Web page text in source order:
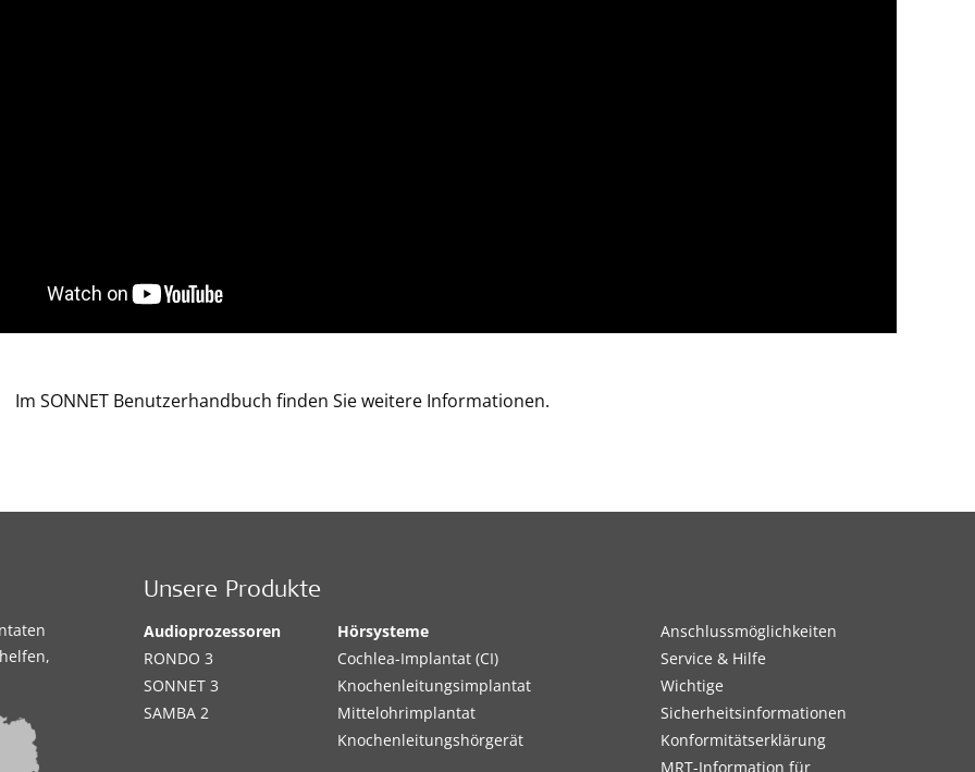
Im SONNET Benutzerhandbuch finden Sie weitere Informationen.
Unsere Produkte
Audioprozessoren
RONDO 3
SONNET 3
SAMBA 2
Hörsysteme
Cochlea-Implantat (CI)
Knochenleitungsimplantat
Mittelohrimplantat
Knochenleitungshörgerät
Anschlussmöglichkeiten
Service & Hilfe
Wichtige
Sicherheitsinformationen
Konformitätserklärung
MRT-Information für